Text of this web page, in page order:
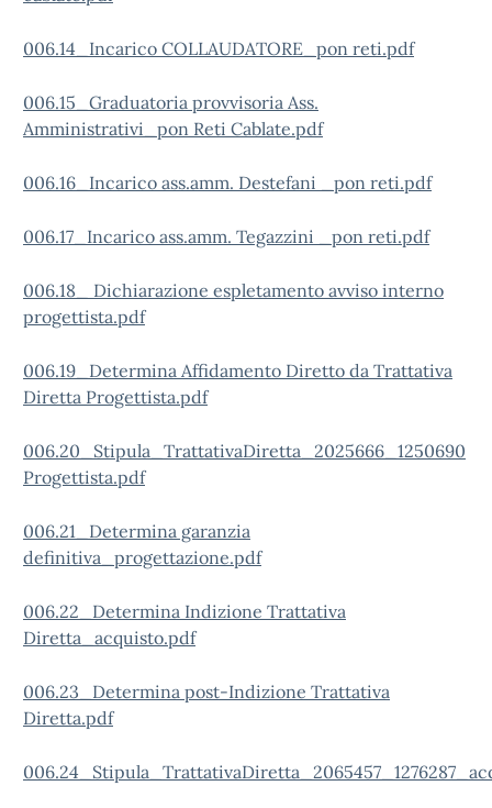
006.14_Incarico COLLAUDATORE_pon reti.pdf
006.15_Graduatoria provvisoria Ass.
Amministrativi_pon Reti Cablate.pdf
006.16_Incarico ass.amm. Destefani _pon reti.pdf
006.17_Incarico ass.amm. Tegazzini _pon reti.pdf
006.18_ Dichiarazione espletamento avviso interno
progettista.pdf
006.19_Determina Affidamento Diretto da Trattativa
Diretta Progettista.pdf
006.20_Stipula_TrattativaDiretta_2025666_1250690
Progettista.pdf
006.21_Determina garanzia
definitiva_progettazione.pdf
006.22_Determina Indizione Trattativa
Diretta_acquisto.pdf
006.23_Determina post-Indizione Trattativa
Diretta.pdf